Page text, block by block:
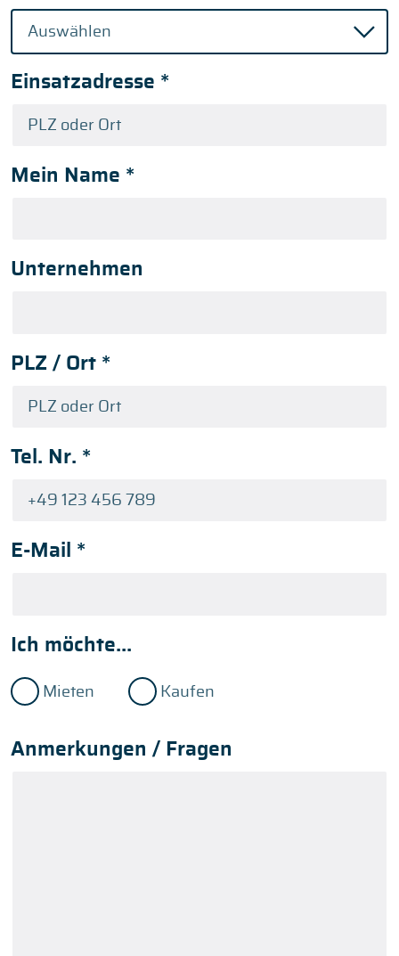
Einsatzadresse *
Mein Name *
Unternehmen
PLZ / Ort *
Tel. Nr. *
E-Mail *
Ich möchte...
Mieten Kaufen
Anmerkungen / Fragen